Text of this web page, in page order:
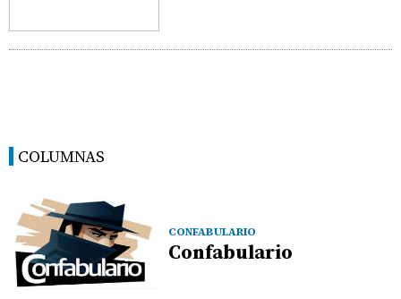
COLUMNAS
CONFABULARIO
Confabulario